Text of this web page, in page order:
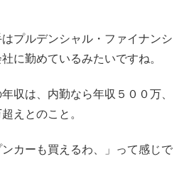
プルデンシャル・ファイナンシ
に勤めているみたいですね。
収は、 内勤なら年収５００万、
え とのこと。
ンカーも買えるわ、」って感じで